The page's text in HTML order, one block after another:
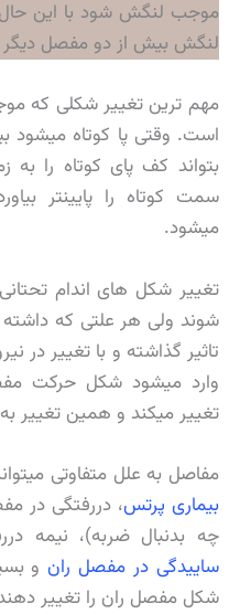
موجب لنگش شود با این حال
لنگش بیش از دو مفصل
مهم ترین تغییر شکلی که
است. وقتی پا کوتاه میشود
بتواند کف پای کوتاه را
سمت کوتاه را پایینتر
میشود.
تغییر شكل های اندام
شوند ولی هر علتی كه
تاثیر گذاشته و با تغییر در
وارد میشود شكل حركت
تغییر میكند و همین تغییر
مفاصل به علل متفاوتی
بیماری پرتس، دررفتگی در
چه بدنبال ضربه)، نیمه
ساییدگی در مفصل رانو
شكل مفصل ران را تغییر